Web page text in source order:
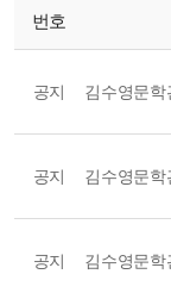
번호
공지
공지
공지 김수영문